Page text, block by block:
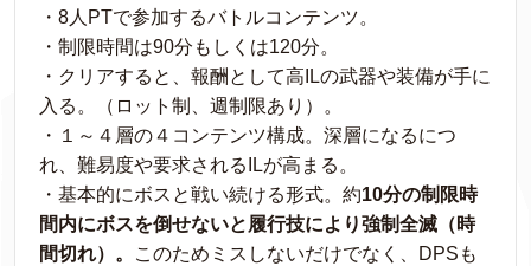
・8人PTで参加するバトルコンテンツ。
・制限時間は90分もしくは120分。
・クリアすると、報酬として高ILの武器や装備が手に
入る。（ロット制、週制限あり）。
・１～４層の４コンテンツ構成。深層になるにつ
れ、難易度や要求されるILが高まる。
・基本的にボスと戦い続ける形式。約10分の制限時
間内にボスを倒せないと履行技により強制全滅（時
間切れ）。
このためミスしないだけでなく、DPSも